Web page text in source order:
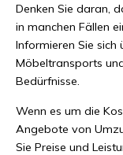
Denken Sie daran,
in manchen Fällen
Informieren Sie sich
Möbeltransports
Bedürfnisse.
Wenn es um die
Angebote von
Sie Preise und